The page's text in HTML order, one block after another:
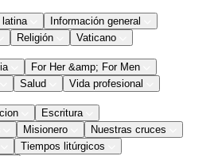
Información general
Religión Vaticano
For Her &amp; For Men
Salud Vida profesional
Escritura
Misionero
Nuestras cruces
Tiempos litúrgicos